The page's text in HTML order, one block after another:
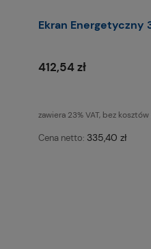
Ekran Energetyczny
412,54 zł
zawiera 23% VAT, bez
Cena netto: 335,40 zł